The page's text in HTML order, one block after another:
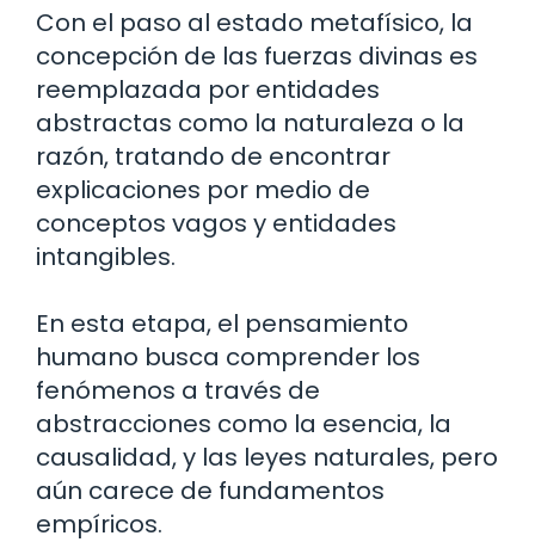
Con el paso al estado metafísico, la
concepción de las fuerzas divinas es
reemplazada por entidades
abstractas como la naturaleza o la
razón, tratando de encontrar
explicaciones por medio de
conceptos vagos y entidades
intangibles.
En esta etapa, el pensamiento
humano busca comprender los
fenómenos a través de
abstracciones como la esencia, la
causalidad, y las leyes naturales, pero
aún carece de fundamentos
empíricos.